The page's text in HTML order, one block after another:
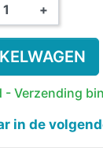
+
- Verzending
in de